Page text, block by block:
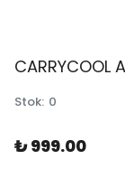
CARRYCOOL
Stok: 0
₺ 999.00